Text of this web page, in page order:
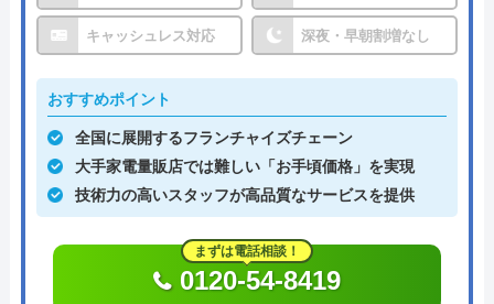
キャッシュレス対応 深夜・早朝割増なし
おすすめポイント
全国に展開するフランチャイズチェーン
大手家電量販店では難しい「お手頃価格」を実現
技術力の高いスタッフが高品質なサービスを提供
まずは電話相談！
0120-54-8419